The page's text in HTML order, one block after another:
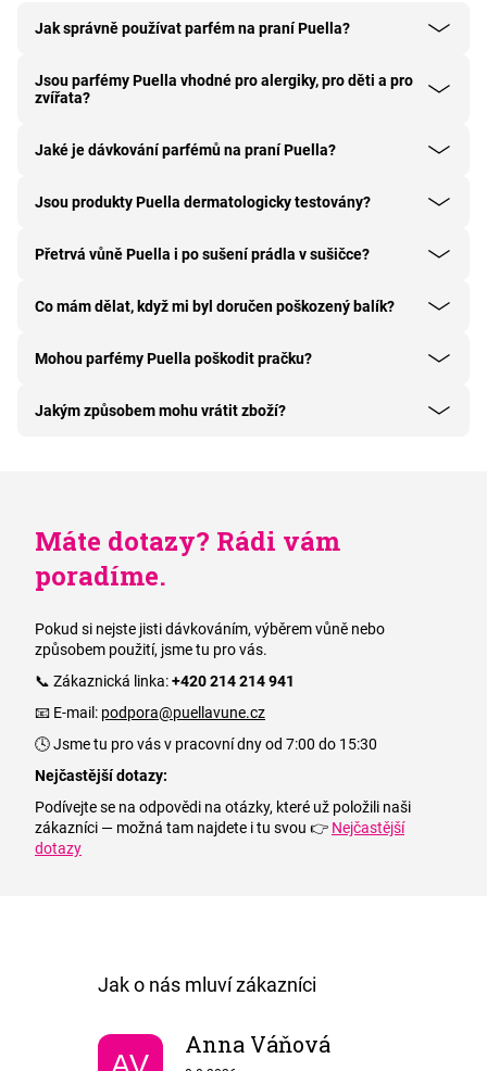
Jak správně používat parfém na praní Puella?
Jsou parfémy Puella vhodné pro alergiky, pro děti a pro
zvířata?
Jaké je dávkování parfémů na praní Puella?
Jsou produkty Puella dermatologicky testovány?
Přetrvá vůně Puella i po sušení prádla v sušičce?
Co mám dělat, když mi byl doručen poškozený balík?
Mohou parfémy Puella poškodit pračku?
Jakým způsobem mohu vrátit zboží?
Máte dotazy? Rádi vám
poradíme.
Pokud si nejste jisti dávkováním, výběrem vůně nebo
způsobem použití, jsme tu pro vás.
📞 Zákaznická linka:+420 214 214 941
📧 E-mail: podpora@puellavune.cz
🕓 Jsme tu pro vás v pracovní dny od 7:00 do 15:30
Nejčastější dotazy:
Podívejte se na odpovědi na otázky, které už položili naši
zákazníci — možná tam najdete i tu svou 👉 Nejčastější
dotazy
Anna Váňová